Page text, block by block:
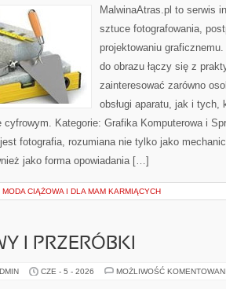
MalwinaAtras.pl to serwis
sztuce fotografowania,
projektowaniu
do obrazu łączy się z
zainteresować zarówno
obsługi aparatu, jak i
cyfrowym. Kategorie: Grafika Komputerowa i
fotografia, rozumiana nie tylko jako
jako forma opowiadania […]
MODA CIĄŻOWA I DLA MAM KARMIĄCYCH
I PRZERÓBKI
CZE - 5 - 2026 MOŻLIWOŚĆ